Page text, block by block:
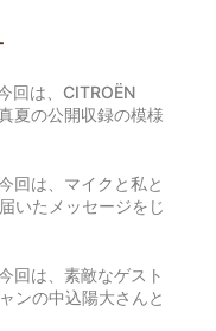
回は、CITROËN
夏の公開収録の模様
回は、マイクと私と
いたメッセージをじ
回は、素敵なゲスト
ンの中込陽大さんと